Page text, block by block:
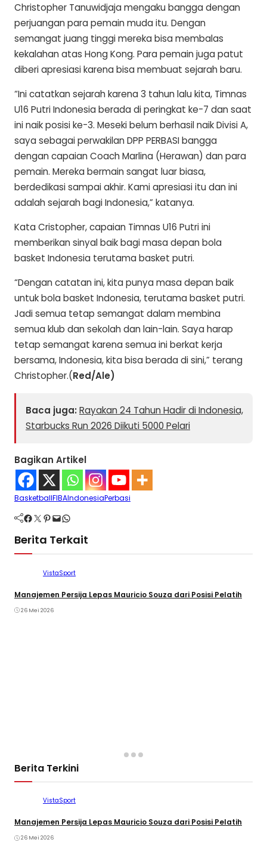
Christopher Tanuwidjaja mengaku bangga dengan
perjuangan para pemain muda itu. Dengan
semangat juang tinggi mereka bisa membalas
kekalahan atas Hong Kong. Para pemain juga patut
diberi apresiasi karena bisa membuat sejarah baru.
“Ini catatkan sejarah karena 3 tahun lalu kita, Timnas
U16 Putri Indonesia berada di peringkat ke-7 dan saat
ini naik posisi ke-3. Meseki belum berhasil naik Divisi A,
saya sebagai perwakilan DPP PERBASI bangga
dengan capaian Coach Marlina (Herawan) dan para
pemain. Mereka bermain sangat luar biasa,
berdedikasi sampai akhir. Kami apresiasi itu dan ini
adalah sejarah bagi Indonesia,” katanya.
Kata Cristopher, capaian Timnas U16 Putri ini
memberikan sinyal baik bagi masa depan bola
basket Indonesia terutama basket putri.
“Dengan catatan ini, kita punya masa depan baik
untuk bola basket Indonesia, terutama basket putri.
Jadi semua tetap semangat dalam membina
semua klub dan sekolah dan lain-lain. Saya harap
tetap semangat karena semua ini berkat kerja
bersama, Indonesia, kita bisa berada di sini,” terang
Christopher.(Red/Ale)
Baca juga:Rayakan 24 Tahun Hadir di Indonesia,
Starbucks Run 2026 Diikuti 5000 Pelari
Bagikan Artikel
BasketballFIBAIndonesiaPerbasi
Facebook Twitter Pinterest Mail WhatsApp
Berita Terkait
VistaSport
Manajemen Persija Lepas Mauricio Souza dari Posisi Pelatih
26 Mei 2026
Berita Terkini
VistaSport
Manajemen Persija Lepas Mauricio Souza dari Posisi Pelatih
26 Mei 2026